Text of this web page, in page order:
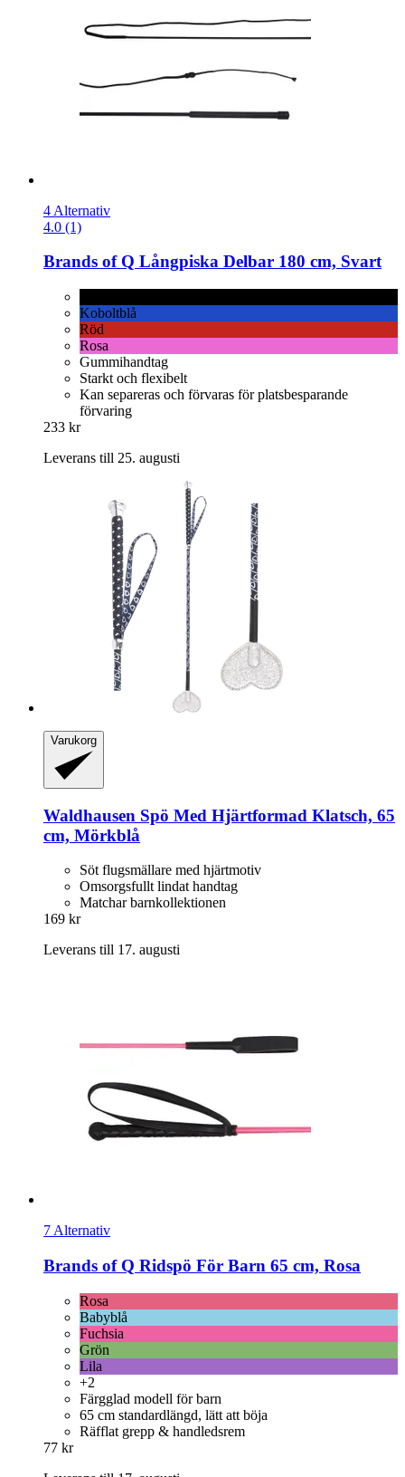
4 Alternativ
4.0 (1)
Brands of Q Långpiska Delbar 180 cm, Svart
Koboltblå
Röd
Rosa
Gummihandtag
Starkt och flexibelt
Kan separeras och förvaras för platsbesparande
förvaring
233 kr
Leverans till 25. augusti
Varukorg
Waldhausen Spö Med Hjärtformad Klatsch, 65
cm, Mörkblå
Söt flugsmällare med hjärtmotiv
Omsorgsfullt lindat handtag
Matchar barnkollektionen
169 kr
Leverans till 17. augusti
7 Alternativ
Brands of Q Ridspö För Barn 65 cm, Rosa
Rosa
Babyblå
Fuchsia
Grön
Lila
+2
Färgglad modell för barn
65 cm standardlängd, lätt att böja
Räfflat grepp & handledsrem
77 kr